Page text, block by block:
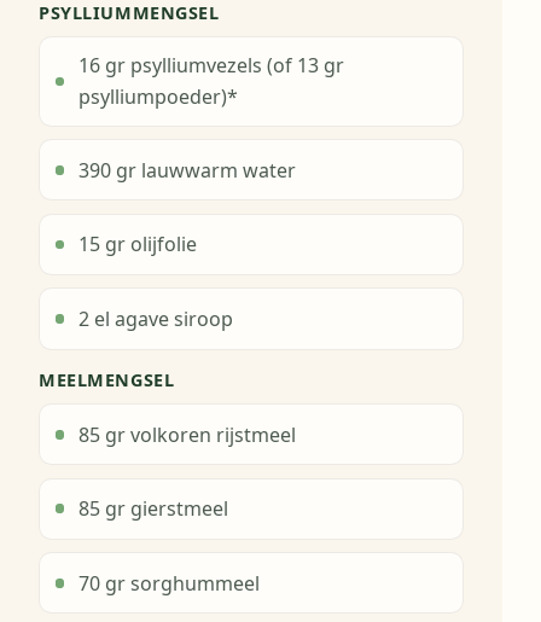
PSYLLIUMMENGSEL
16 gr psylliumvezels (of 13 gr
psylliumpoeder)*
390 gr lauwwarm water
15 gr olijfolie
2 el agave siroop
MEELMENGSEL
85 gr volkoren rijstmeel
85 gr gierstmeel
70 gr sorghummeel